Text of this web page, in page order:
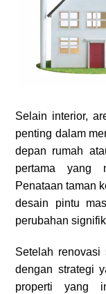
Selain interior,
penting dalam
depan rumah
pertama yang
Penataan taman
desain pintu
perubahan
Setelah renovasi
dengan strategi
properti yang